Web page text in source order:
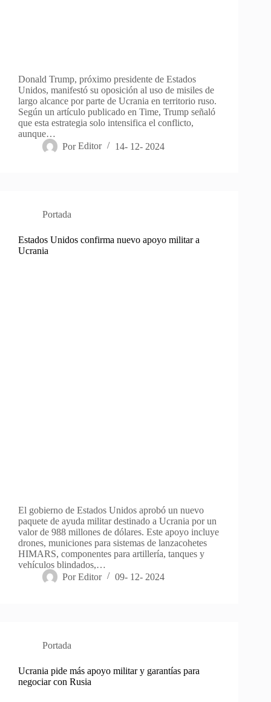
Donald Trump, próximo presidente de Estados
Unidos, manifestó su oposición al uso de misiles de
largo alcance por parte de Ucrania en territorio ruso.
Según un artículo publicado en Time, Trump señaló
que esta estrategia solo intensifica el conflicto,
aunque…
Por Editor 14- 12- 2024
Portada
Estados Unidos confirma nuevo apoyo militar a
Ucrania
El gobierno de Estados Unidos aprobó un nuevo
paquete de ayuda militar destinado a Ucrania por un
valor de 988 millones de dólares. Este apoyo incluye
drones, municiones para sistemas de lanzacohetes
HIMARS, componentes para artillería, tanques y
vehículos blindados,…
Por Editor 09- 12- 2024
Portada
Ucrania pide más apoyo militar y garantías para
negociar con Rusia